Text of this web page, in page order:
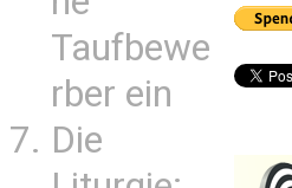
Taufbewe
rber ein
Die